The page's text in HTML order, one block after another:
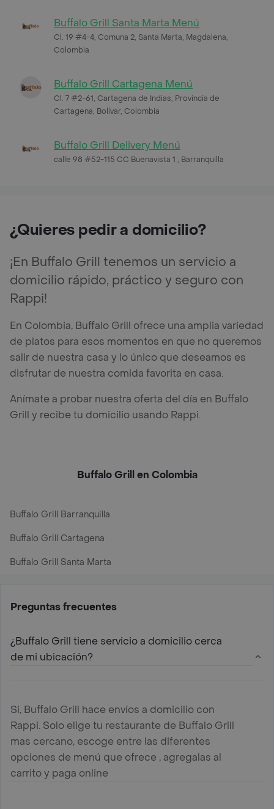
Buffalo Grill Santa Marta Menú
Cl. 19 #4-4, Comuna 2, Santa Marta, Magdalena,
Colombia
Buffalo Grill Cartagena Menú
Cl. 7 #2-61, Cartagena de Indias, Provincia de
Cartagena, Bolívar, Colombia
Buffalo Grill Delivery Menú
calle 98 #52-115 CC Buenavista 1 , Barranquilla
¿Quieres pedir a domicilio?
¡En Buffalo Grill tenemos un servicio a
domicilio rápido, práctico y seguro con
Rappi!
En Colombia, Buffalo Grill ofrece una amplia variedad
de platos para esos momentos en que no queremos
salir de nuestra casa y lo único que deseamos es
disfrutar de nuestra comida favorita en casa.
Anímate a probar nuestra oferta del día en Buffalo
Grill y recibe tu domicilio usando Rappi.
Buffalo Grill en Colombia
Buffalo Grill Barranquilla
Buffalo Grill Cartagena
Buffalo Grill Santa Marta
Preguntas frecuentes
¿Buffalo Grill tiene servicio a domicilio cerca
de mi ubicación?
Si, Buffalo Grill hace envíos a domicilio con
Rappi. Solo elige tu restaurante de Buffalo Grill
mas cercano, escoge entre las diferentes
opciones de menú que ofrece , agregalas al
carrito y paga online